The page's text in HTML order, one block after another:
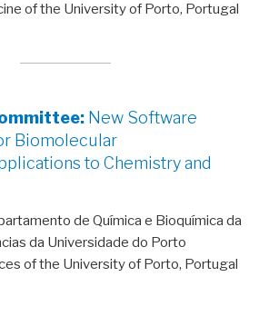
of the University of Porto, Portugal
New Software
Biomolecular
to Chemistry and
de Química e Bioquímica da
da Universidade do Porto
of the University of Porto, Portugal